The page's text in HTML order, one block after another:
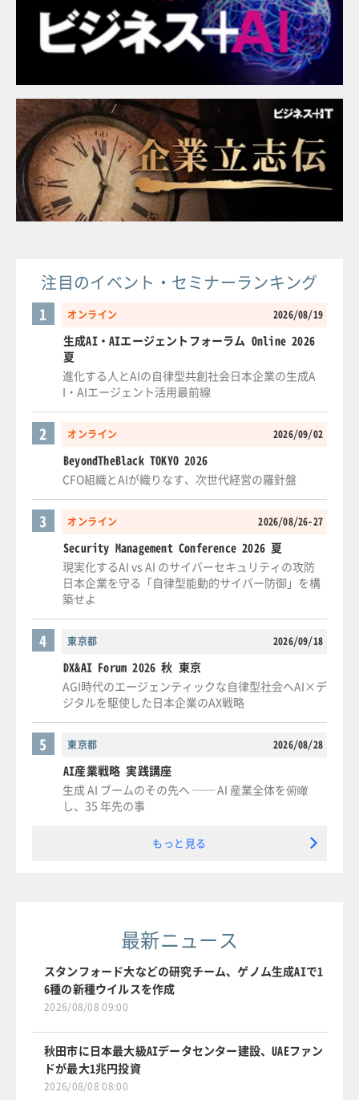
注目のイベント・セミナーランキング
オンライン 2026/08/19
1
生成AI・AIエージェントフォーラム Online 2026
夏
進化する人とAIの自律型共創社会日本企業の生成A
I・AIエージェント活用最前線
オンライン 2026/09/02
2
BeyondTheBlack TOKYO 2026
CFO組織とAIが織りなす、次世代経営の羅針盤
オンライン 2026/08/26-27
3
Security Management Conference 2026 夏
現実化するAI vs AI のサイバーセキュリティの攻防
日本企業を守る「自律型能動的サイバー防御」を構
築せよ
東京都 2026/09/18
4
DX&AI Forum 2026 秋 東京
AGI時代のエージェンティックな自律型社会へAI×デ
ジタルを駆使した日本企業のAX戦略
東京都 2026/08/28
5
AI産業戦略 実践講座
生成 AI ブームのその先へ ── AI 産業全体を俯瞰
し、35 年先の事
もっと見る
最新ニュース
スタンフォード大などの研究チーム、ゲノム生成AIで1
6種の新種ウイルスを作成
2026/08/08 09:00
秋田市に日本最大級AIデータセンター建設、UAEファン
ドが最大1兆円投資
2026/08/08 08:00